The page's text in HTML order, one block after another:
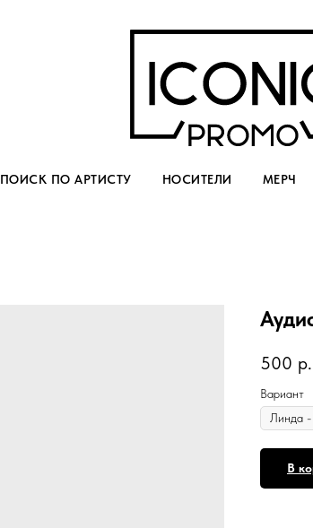
ПОИСК ПО АРТИСТУ НОСИТЕЛИ МЕРЧ
500 р.
Вариант
В